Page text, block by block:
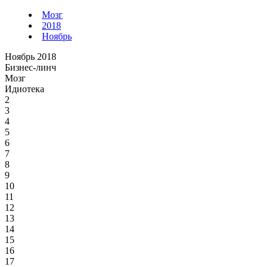
Мозг
2018
Ноябрь
Ноябрь 2018
Бизнес-линч
Мозг
Идиотека
2
3
4
5
6
7
8
9
10
11
12
13
14
15
16
17